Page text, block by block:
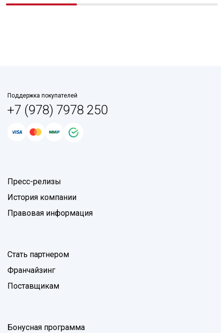
Поддержка покупателей
+7 (978) 7978 250
Пресс-релизы
История компании
Правовая информация
Стать партнером
Франчайзинг
Поставщикам
Бонусная программа